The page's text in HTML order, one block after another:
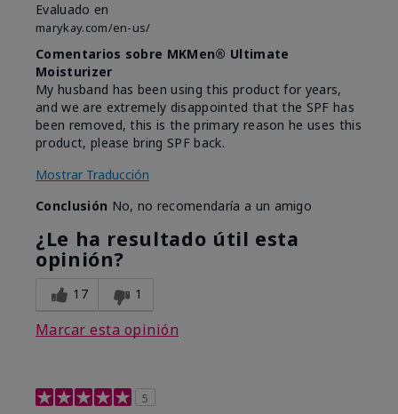
Evaluado en
marykay.com/en-us/
Comentarios sobre MKMen® Ultimate
Moisturizer
My husband has been using this product for years,
and we are extremely disappointed that the SPF has
been removed, this is the primary reason he uses this
product, please bring SPF back.
Mostrar Traducción
Conclusión No, no recomendaría a un amigo
¿Le ha resultado útil esta
opinión?
17 1
Marcar esta opinión
5